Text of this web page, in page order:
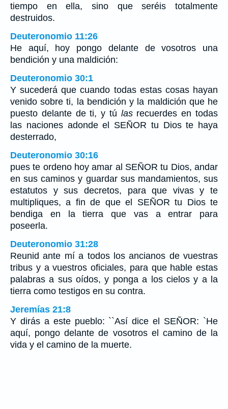
tiempo en ella, sino que seréis totalmente
destruidos.
Deuteronomio 11:26
He aquí, hoy pongo delante de vosotros una
bendición y una maldición:
Deuteronomio 30:1
Y sucederá que cuando todas estas cosas hayan
venido sobre ti, la bendición y la maldición que he
puesto delante de ti, y tú lasrecuerdes en todas
las naciones adonde el SEÑOR tu Dios te haya
desterrado,
Deuteronomio 30:16
pues te ordeno hoy amar al SEÑOR tu Dios, andar
en sus caminos y guardar sus mandamientos, sus
estatutos y sus decretos, para que vivas y te
multipliques, a fin de que el SEÑOR tu Dios te
bendiga en la tierra que vas a entrar para
poseerla.
Deuteronomio 31:28
Reunid ante mí a todos los ancianos de vuestras
tribus y a vuestros oficiales, para que hable estas
palabras a sus oídos, y ponga a los cielos y a la
tierra como testigos en su contra.
Jeremías 21:8
Y dirás a este pueblo: ``Así dice el SEÑOR: `He
aquí, pongo delante de vosotros el camino de la
vida y el camino de la muerte.